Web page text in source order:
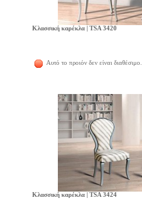
Κλασσική καρέκλα | TSA 3420
Αυτό το προιόν δεν είναι διαθέσιμο.
Κλασσική καρέκλα | TSA 3424